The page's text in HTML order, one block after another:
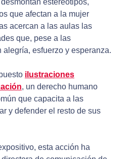
estereotipos,
que afectan a la mujer
acercan a las aulas las
que, pese a las
esfuerzo y esperanza.
ilustraciones
, un derecho humano
que capacita a las
y defender el resto de sus
esta acción ha